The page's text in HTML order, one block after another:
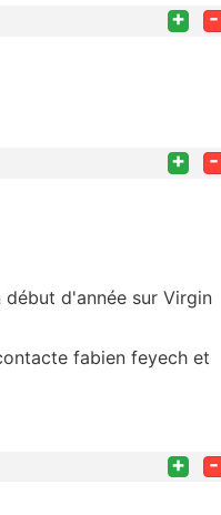
+ -
+ -
d'année sur Virgin
fabien feyech et
+ -